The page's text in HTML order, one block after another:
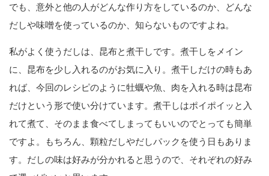
でも、意外と他の人がどんな作り方をしているのか、どんな
だしや味噌を使っているのか、知らないものですよね。
私がよく使うだしは、昆布と煮干しです。煮干しをメイン
に、昆布を少し入れるのがお気に入り。煮干しだけの時もあ
れば、今回のレシピのように牡蠣や魚、肉を入れる時は昆布
だけという形で使い分けています。煮干しはポイポイッと入
れて煮て、そのまま食べてしまってもいいのでとっても簡単
ですよ。もちろん、顆粒だしやだしパックを使う日もありま
す。だしの味は好みが分かれると思うので、それぞれの好み